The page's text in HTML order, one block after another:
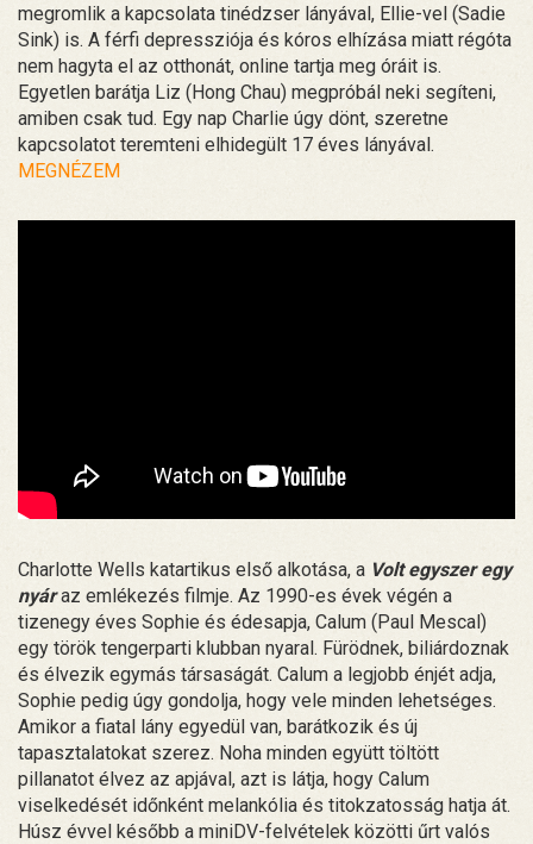
megromlik a kapcsolata tinédzser lányával, Ellie-vel (Sadie
Sink) is. A férfi depressziója és kóros elhízása miatt régóta
nem hagyta el az otthonát, online tartja meg óráit is.
Egyetlen barátja Liz (Hong Chau) megpróbál neki segíteni,
amiben csak tud. Egy nap Charlie úgy dönt, szeretne
kapcsolatot teremteni elhidegült 17 éves lányával.
MEGNÉZEM
Charlotte Wells katartikus első alkotása, a Volt egyszer egy
nyáraz emlékezés filmje. Az 1990-es évek végén a
tizenegy éves Sophie és édesapja, Calum (Paul Mescal)
egy török ​​tengerparti klubban nyaral. Fürödnek, biliárdoznak
és élvezik egymás társaságát. Calum a legjobb énjét adja,
Sophie pedig úgy gondolja, hogy vele minden lehetséges.
Amikor a fiatal lány egyedül van, barátkozik és új
tapasztalatokat szerez. Noha minden együtt töltött
pillanatot élvez az apjával, azt is látja, hogy Calum
viselkedését időnként melankólia és titokzatosság hatja át.
Húsz évvel később a miniDV-felvételek közötti űrt valós